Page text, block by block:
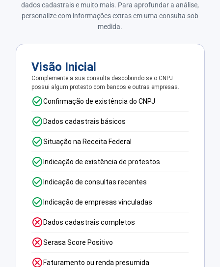
dados cadastrais e muito mais. Para aprofundar a análise,
personalize com informações extras em uma consulta sob
medida.
Visão Inicial
Complemente a sua consulta descobrindo se o CNPJ
possui algum protesto com bancos e outras empresas.
Confirmação de existência do CNPJ
Dados cadastrais básicos
Situação na Receita Federal
Indicação de existência de protestos
Indicação de consultas recentes
Indicação de empresas vinculadas
Dados cadastrais completos
Serasa Score Positivo
Faturamento ou renda presumida